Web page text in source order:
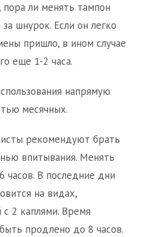
ли менять тампон
шнурок. Если он легко
пришло, в ином случае
еще 1-2 часа.
напрямую
месячных.
рекомендуют брать
впитывания. Менять
часов. В последние дни
на видах,
2 каплями. Время
продлено до 8 часов.